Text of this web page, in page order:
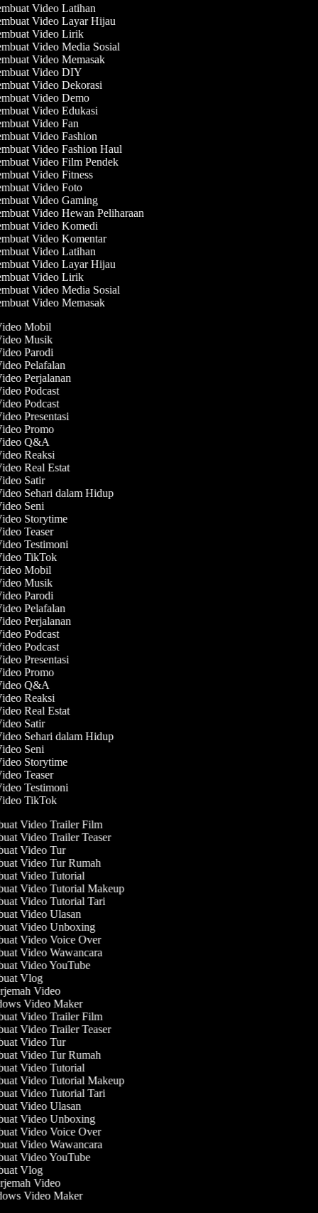
Video Latihan
Video Layar Hijau
Video Lirik
Video Media Sosial
Video Memasak
Video DIY
Video Dekorasi
Video Demo
Video Edukasi
Video Fan
Video Fashion
Video Fashion Haul
Video Film Pendek
Video Fitness
Video Foto
Video Gaming
Video Hewan Peliharaan
Video Komedi
Video Komentar
Video Latihan
Video Layar Hijau
Video Lirik
Video Media Sosial
Video Memasak
Mobil
Musik
Parodi
Pelafalan
Perjalanan
Podcast
Podcast
Presentasi
Promo
Q&A
Reaksi
Real Estat
Satir
Sehari dalam Hidup
Seni
Storytime
Teaser
Testimoni
TikTok
Mobil
Musik
Parodi
Pelafalan
Perjalanan
Podcast
Podcast
Presentasi
Promo
Q&A
Reaksi
Real Estat
Satir
Sehari dalam Hidup
Seni
Storytime
Teaser
Testimoni
TikTok
Video Trailer Film
Video Trailer Teaser
Video Tur
Video Tur Rumah
Video Tutorial
Video Tutorial Makeup
Video Tutorial Tari
Video Ulasan
Video Unboxing
Video Voice Over
Video Wawancara
Video YouTube
Vlog
Video
Video Maker
Video Trailer Film
Video Trailer Teaser
Video Tur
Video Tur Rumah
Video Tutorial
Video Tutorial Makeup
Video Tutorial Tari
Video Ulasan
Video Unboxing
Video Voice Over
Video Wawancara
Video YouTube
Vlog
Video
Video Maker